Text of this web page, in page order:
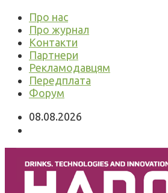
Про нас
Про журнал
Контакти
Партнери
Рекламодавцям
Передплата
Форум
08.08.2026